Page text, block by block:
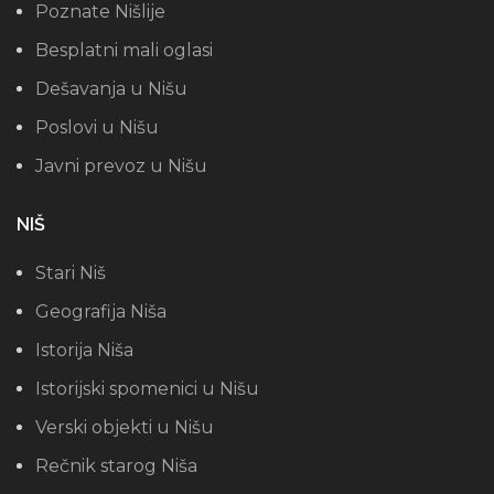
Poznate Nišlije
Besplatni mali oglasi
Dešavanja u Nišu
Poslovi u Nišu
Javni prevoz u Nišu
NIŠ
Stari Niš
Geografija Niša
Istorija Niša
Istorijski spomenici u Nišu
Verski objekti u Nišu
Rečnik starog Niša